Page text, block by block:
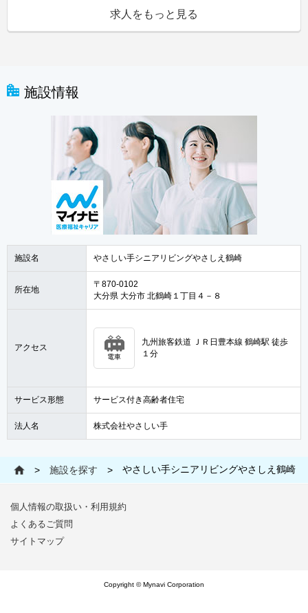
求人をもっと見る
施設情報
施設名 やさしい手シニアリビングやさしえ鶴崎
所在地
〒870-0102
大分県 大分市 北鶴崎１丁目４－８
アクセス
電車
九州旅客鉄道 ＪＲ日豊本線 鶴崎駅 徒歩
１分
サービス形態 サービス付き高齢者住宅
法人名 株式会社やさしい手
> 施設を探す > やさしい手シニアリビングやさしえ鶴崎
個人情報の取扱い・利用規約
よくあるご質問
サイトマップ
Copyright © Mynavi Corporation